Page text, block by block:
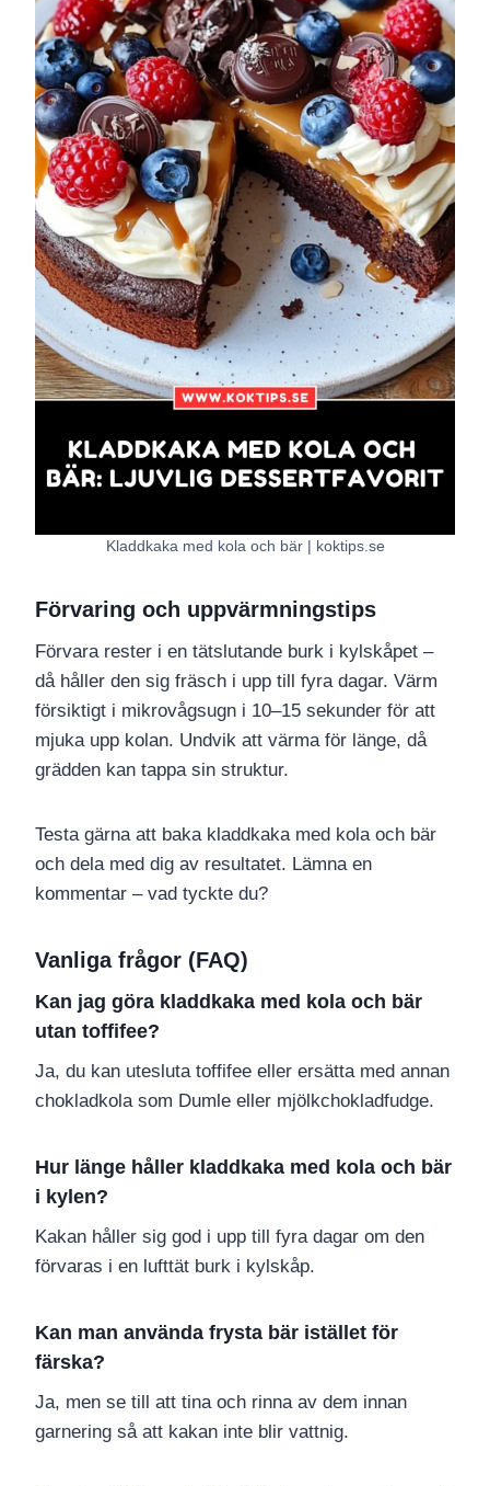
Kladdkaka med kola och bär | koktips.se
Förvaring och uppvärmningstips
Förvara rester i en tätslutande burk i kylskåpet –
då håller den sig fräsch i upp till fyra dagar. Värm
försiktigt i mikrovågsugn i 10–15 sekunder för att
mjuka upp kolan. Undvik att värma för länge, då
grädden kan tappa sin struktur.
Testa gärna att baka kladdkaka med kola och bär
och dela med dig av resultatet. Lämna en
kommentar – vad tyckte du?
Vanliga frågor (FAQ)
Kan jag göra kladdkaka med kola och bär
utan toffifee?
Ja, du kan utesluta toffifee eller ersätta med annan
chokladkola som Dumle eller mjölkchokladfudge.
Hur länge håller kladdkaka med kola och bär
i kylen?
Kakan håller sig god i upp till fyra dagar om den
förvaras i en lufttät burk i kylskåp.
Kan man använda frysta bär istället för
färska?
Ja, men se till att tina och rinna av dem innan
garnering så att kakan inte blir vattnig.